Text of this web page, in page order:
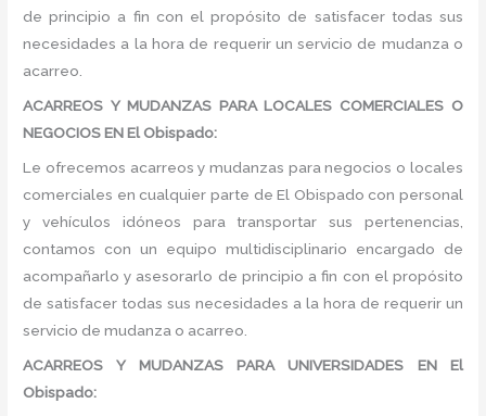
de principio a fin con el propósito de satisfacer todas sus
necesidades a la hora de requerir un servicio de mudanza o
acarreo.
ACARREOS Y MUDANZAS PARA LOCALES COMERCIALES O
NEGOCIOS EN El Obispado:
Le ofrecemos acarreos y mudanzas para negocios o locales
comerciales en cualquier parte de El Obispado con personal
y vehículos idóneos para transportar sus pertenencias,
contamos con un equipo multidisciplinario encargado de
acompañarlo y asesorarlo de principio a fin con el propósito
de satisfacer todas sus necesidades a la hora de requerir un
servicio de mudanza o acarreo.
ACARREOS Y MUDANZAS PARA UNIVERSIDADES EN El
Obispado: